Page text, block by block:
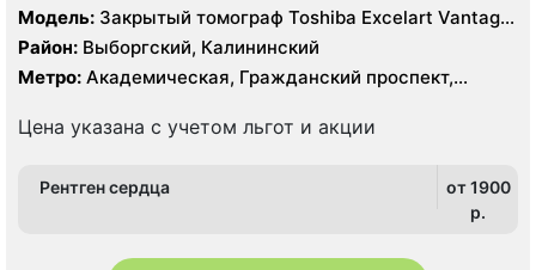
Модель: Закрытый томограф Toshiba Excelart Vantage
Atlas X 1.5 Тесла, КТ Toshiba Aquillion 64 среза, КТ
Toshiba Aquillion 16 срезов
Район: Выборгский, Калининский
Метро: Академическая, Гражданский проспект,
Цена указана с учетом льгот и акции
Рентген сердца
от 1900
p.